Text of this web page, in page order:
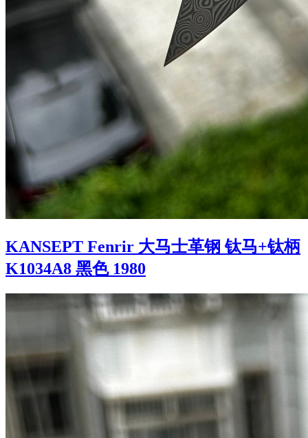
KANSEPT Fenrir 大马士革钢 钛马+钛柄
K1034A8 黑色 1980